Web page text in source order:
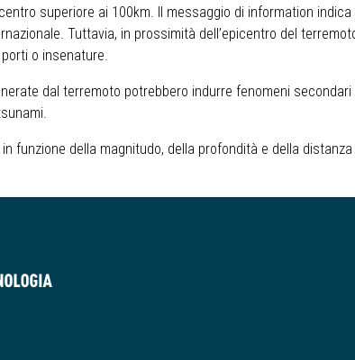
superiore ai 100km. Il messaggio di information
Tuttavia, in prossimità dell’epicentro del
o insenature.
dal terremoto potrebbero indurre fenomeni
funzione della magnitudo, della profondità e della